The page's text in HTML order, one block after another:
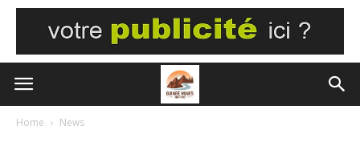
Home News